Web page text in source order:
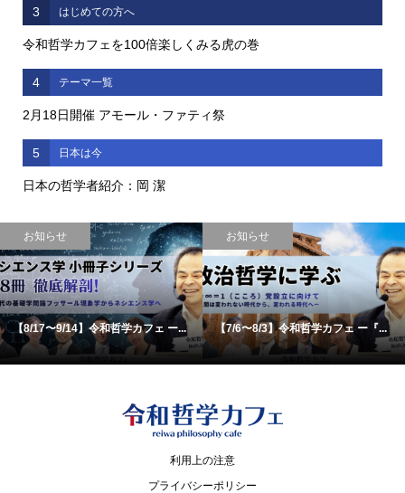
3 はじめての方へ
令和哲学カフェを100倍楽しくみる虎の巻
4 テーマ一覧
2月18日開催 アモール・ファティ祭
5 日本は今
日本の哲学者紹介：岡 潔
お知らせ
【8/17〜9/14】令和哲学カフェ ー...
お知らせ
【7/6〜8/3】令和哲学カフェ ー『...
利用上の注意
プライバシーポリシー